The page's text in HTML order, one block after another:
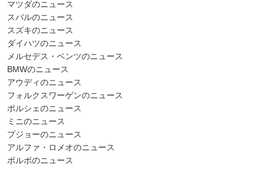
マツダのニュース
スバルのニュース
スズキのニュース
ダイハツのニュース
メルセデス・ベンツのニュース
BMWのニュース
アウディのニュース
フォルクスワーゲンのニュース
ポルシェのニュース
ミニのニュース
プジョーのニュース
アルファ・ロメオのニュース
ボルボのニュース